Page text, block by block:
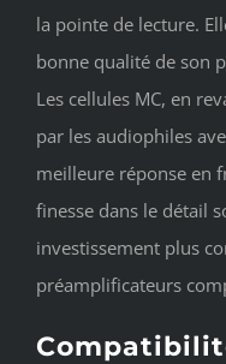
la pointe de lecture.
bonne qualité de son
Les cellules MC, en
par les audiophiles
meilleure réponse en
finesse dans le détail
investissement plus
préamplificateurs